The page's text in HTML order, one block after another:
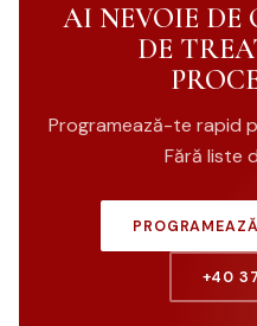
AI NEVOIE DE
DE
Programează-te rapid
Fără liste
+40